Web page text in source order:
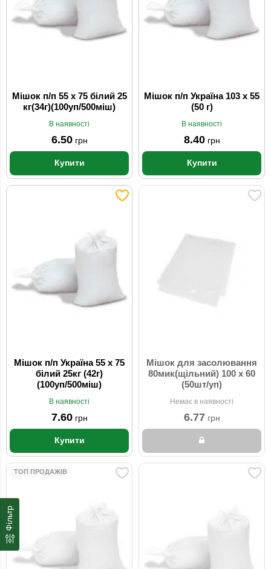
Фільтр
Мішок п/п 55 x 75 білий 25
кг(34г)(100уп/500міш)
В наявності
6.50грн
Купити
Мішок п/п Україна 103 x 55
(50 г)
В наявності
8.40грн
Купити
Мішок п/п Україна 55 x 75
білий 25кг (42г)
(100уп/500міш)
В наявності
7.60грн
Купити
Мішок для засолювання
80мик(щільний) 100 x 60
(50шт/уп)
Немає в наявності
6.77грн
ТОП ПРОДАЖІВ